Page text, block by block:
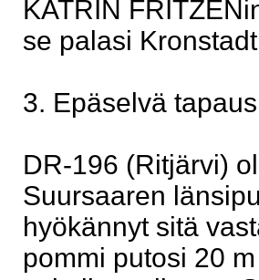
KATRIN
se palasi
3. Epäselvä tapaus
DR-196 (Ritjärvi)
Suursaaren
hyökännyt sitä
pommi putosi 20